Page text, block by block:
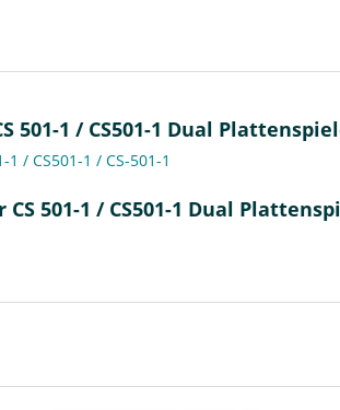
1 / CS501-1 Dual
/ CS501-1 / CS-501-1
501-1 / CS501-1 Dual